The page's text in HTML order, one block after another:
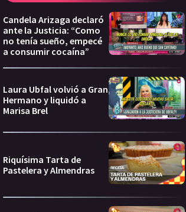
Candela Arizaga declaró
ante la Justicia: “Como
no tenía sueño, empecé
a consumir cocaína”
Laura Ubfal volvió a Gran
Hermano y liquidó a
Marisa Brel
Riquísima Tarta de
Pastelera y Almendras